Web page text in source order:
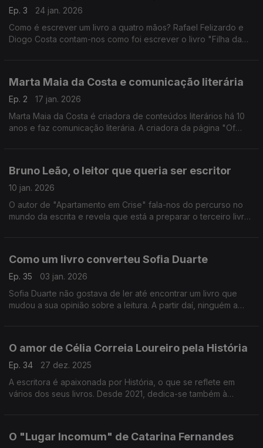
Ep. 3
24 jan. 2026
Como é escrever um livro a quatro mãos? Rafael Felizardo e
Diogo Costa contam-nos como foi escrever o livro "Filha da
Marta Maia da Costa e comunicação literária
Ep. 2
17 jan. 2026
Marta Maia da Costa é criadora de conteúdos literários há 10
anos e faz comunicação literária. A criadora da página "Of
Bruno Leão, o leitor que queria ser escritor
10 jan. 2026
O autor de "Apartamento em Crise" fala-nos do percurso no
mundo da escrita e revela que está a preparar o terceiro livro.
Como um livro converteu Sofia Duarte
Ep. 35
03 jan. 2026
Sofia Duarte não gostava de ler até encontrar um livro que
mudou a sua opinião sobre a leitura. A partir daí, ninguém a
O amor de Célia Correia Loureiro pela História
Ep. 34
27 dez. 2025
A escritora é apaixonada por História, o que se reflete em
vários dos seus livros. Desde 2021, dedica-se também à
O "Lugar Incomum" de Catarina Fernandes